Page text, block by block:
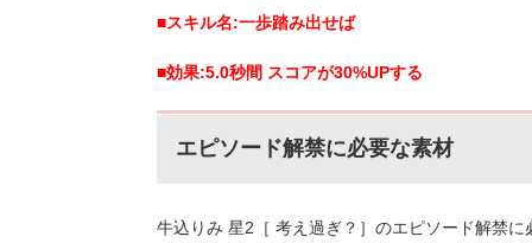
■スキル名:一歩踏み出せば
■効果:5.0秒間 スコアが30%UPする
エピソード解禁に必要な素材
牛込りみ 星2［ 考え過ぎ？］のエピソード解禁に